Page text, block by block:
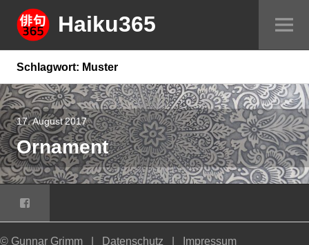
Springe
zum
Inhalt
Haiku365
Schlagwort: Muster
17. August 2017
Ornament
Facebook
© Gunnar Grimm | Datenschutz | Impressum